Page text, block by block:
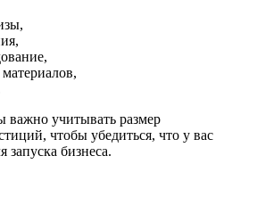
учитывать размер
чтобы убедиться, что у вас
запуска бизнеса.